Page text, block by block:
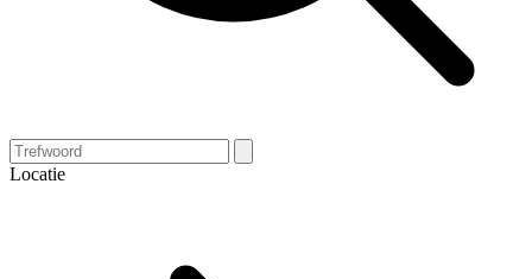
Locatie